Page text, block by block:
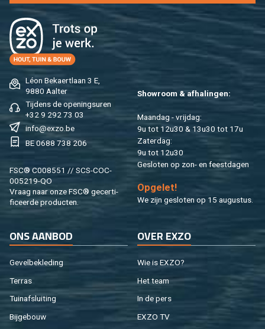
Léon Be­kaert­laan 3 E,
9880 Aal­ter
Tij­dens de ope­nings­uren
+32 9 292 73 03
info@​exzo.​be
BE 0688 738 206
FSC® C008551 // SCS-COC-
005219-QO
Vraag naar onze FSC® ge­cer­ti­
fi­ceer­de pro­duc­ten.
Show­room & af­ha­lin­gen:
Maan­dag - vrij­dag:
9u tot 12u30 & 13u30 tot 17u
Za­ter­dag:
9u tot 12u30
Ge­slo­ten op zon- en feest­da­gen
Op­ge­let!
We zijn ge­slo­ten op 15 au­gus­tus.
ONS AAN­BOD
Ge­vel­be­kle­ding
Ter­ras
Tuin­af­slui­ting
Bij­ge­bouw
OVER EXZO
Wie is EXZO?
Het team
In de pers
EXZO TV